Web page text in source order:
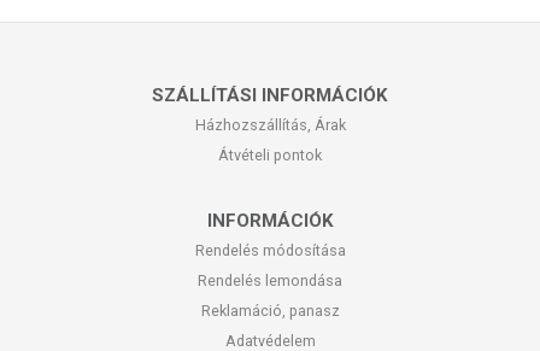
SZÁLLÍTÁSI INFORMÁCIÓK
Házhozszállítás, Árak
Átvételi pontok
INFORMÁCIÓK
Rendelés módosítása
Rendelés lemondása
Reklamáció, panasz
Adatvédelem